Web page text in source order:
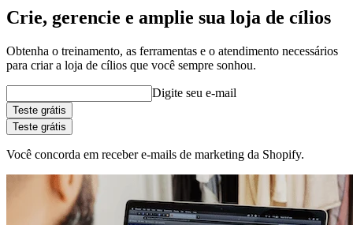
Crie, gerencie e amplie sua loja de cílios
Obtenha o treinamento, as ferramentas e o atendimento necessários
para criar a loja de cílios que você sempre sonhou.
Digite seu e-mail
Teste grátis
Teste grátis
Você concorda em receber e-mails de marketing da Shopify.